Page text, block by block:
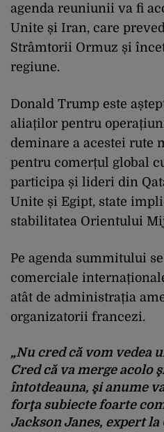
agenda reuniunii va fi
Unite și Iran, care
Strâmtorii Ormuz și
regiune.
Donald Trump este
aliaților pentru
deminare a acestei rute
pentru comerțul global
participa și lideri din
Unite și Egipt, state
stabilitatea Orientului
Pe agenda summitului
comerciale
atât de administrația
organizatorii francezi.
„Nu cred că vom vedea
Cred că va merge acolo
întotdeauna, şi anume
forţa subiecte foarte
Jackson Janes, expert